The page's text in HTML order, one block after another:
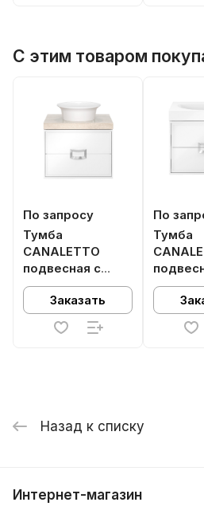
С этим товаром
По запросу
Тумба
CANALETTO
подвесная с
ящиками 60,
белая матовая
Заказать
По
Тумба
белая
Назад к списку
Интернет-магазин